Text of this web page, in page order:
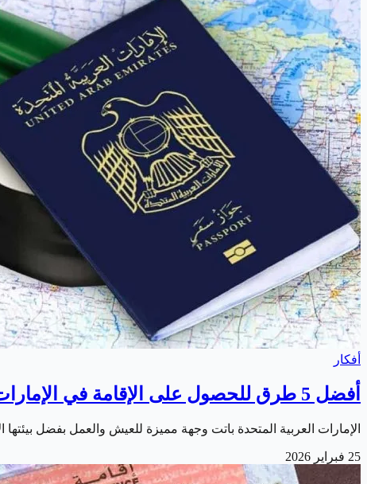
أفكار
أفضل 5 طرق للحصول على الإقامة في الإمارات
الإمارات العربية المتحدة باتت وجهة مميزة للعيش والعمل بفضل بيئتها
25 فبراير 2026